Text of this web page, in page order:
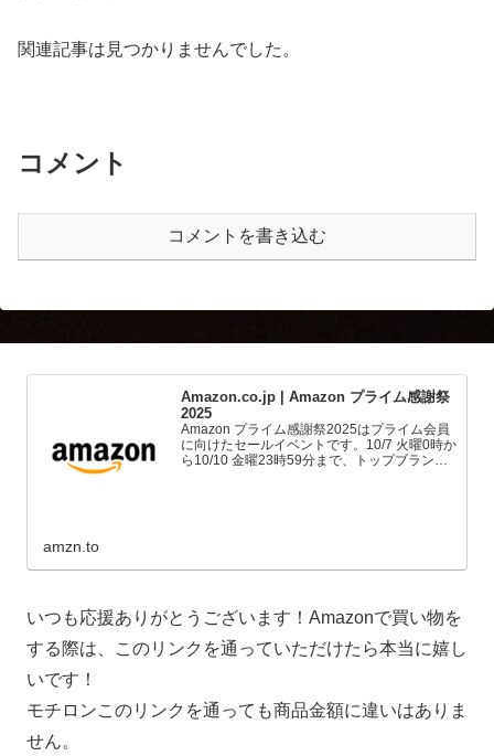
関連記事は見つかりませんでした。
コメント
コメントを書き込む
Amazon.co.jp | Amazon プライム感謝祭
2025
Amazon プライム感謝祭2025はプライム会員
に向けたセールイベントです。10/7 火曜0時か
ら10/10 金曜23時59分まで、トップブランド
amzn.to
いつも応援ありがとうございます！Amazonで買い物を
する際は、このリンクを通っていただけたら本当に嬉し
いです！
モチロンこのリンクを通っても商品金額に違いはありま
せん。